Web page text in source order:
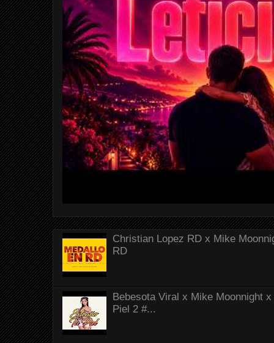
Christian Lopez RD x Mike
RD
Bebesota Viral x Mike Moonnight
Piel 2 #...